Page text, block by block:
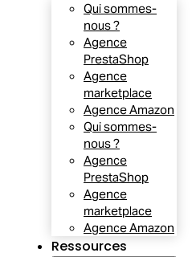
Qui sommes-
nous ?
Agence
PrestaShop
Agence
marketplace
Agence Amazon
Qui sommes-
nous ?
Agence
PrestaShop
Agence
marketplace
Agence Amazon
Ressources